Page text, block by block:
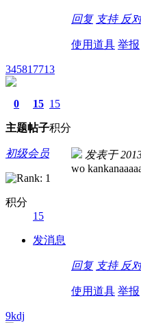
回复 支持 反
使用道具 举报
345817713
0
主题
15
帖子
15
积分
初级会员
积分
15
发消息
发表于
wo
回复 支持 反
使用道具 举报
9kdj